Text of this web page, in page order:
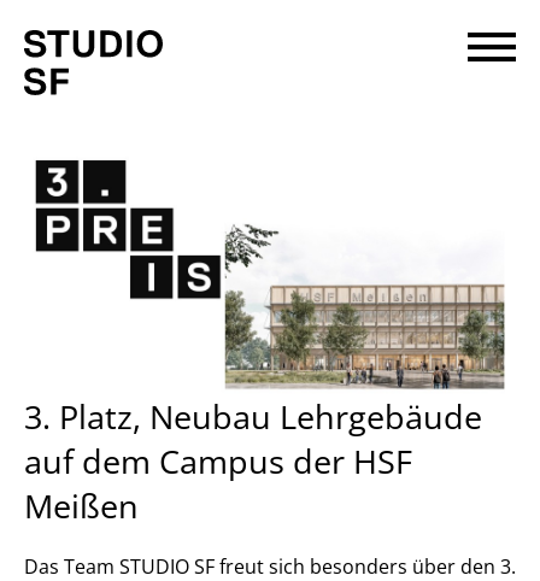
3. Platz, Neubau Lehrgebäude
auf dem Campus der HSF
Meißen
Das Team STUDIO SF freut sich besonders über den 3.
Projekte